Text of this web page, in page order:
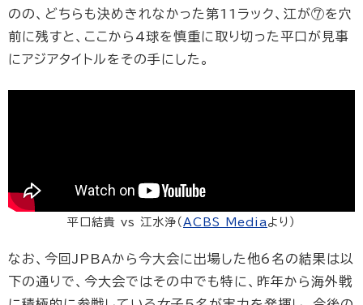
のの、どちらも決めきれなかった第11ラック、江が⑦を穴
前に残すと、ここから4球を慎重に取り切った平口が見事
にアジアタイトルをその手にした。
平口結貴 vs 江水浄（ ACBS Mediaより）
なお、今回JPBAから今大会に出場した他6名の結果は以
下の通りで、今大会ではその中でも特に、昨年から海外戦